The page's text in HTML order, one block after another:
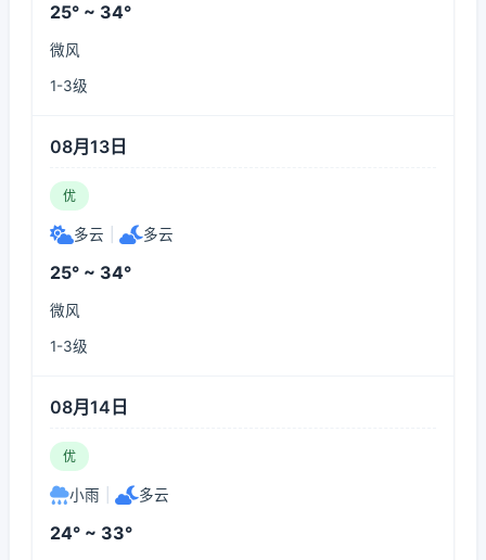
25° ~ 34°
微风
1-3级
08月13日
优
多云 多云
25° ~ 34°
微风
1-3级
08月14日
优
小雨 多云
24° ~ 33°